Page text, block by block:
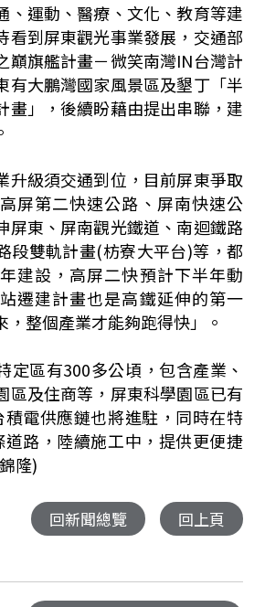
、運動、醫療、文化、教育等建
看到屏東觀光事業發展，交通部
巔旗艦計畫－微笑南灣IN台灣計
有大鵬灣國家風景區及墾丁「半
畫」，後續盼藉由提出串聯，建
升級須交通到位，目前屏東爭取
屏第二快速公路、屏南快速公
屏東、屏南觀光鐵道、南迴鐵路
段雙軌計畫(枋寮大平台)等，都
建設，高屏二快預計下半年動
遷建計畫也是高鐵延伸的第一
，整個產業才能夠跑得快」。
定區有300多公頃，包含產業、
區及住商等，屏東科學園區已有
電供應鏈也將進駐，同時在特
路，陸續施工中，提供更便捷
隆)
回新聞總覽 回上頁